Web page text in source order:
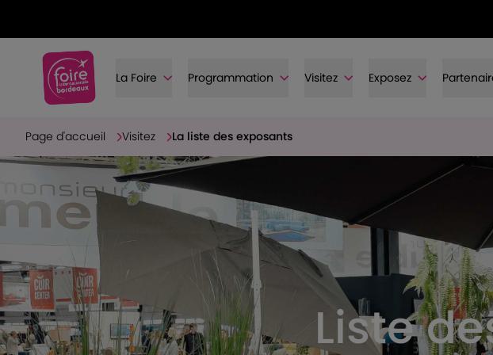
La Foire Programmation Visitez Exposez
Page d'accueil Visitez La liste des exposants
Liste